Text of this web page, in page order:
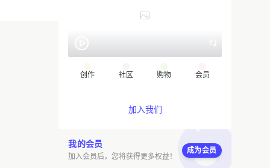
创作 社区 购物 会员
加入我们
我的会员
加入会员后，您将获得更多权益！
成为会员